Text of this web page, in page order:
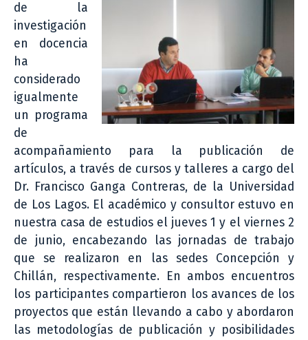
de la
investigación
en docencia
ha
considerado
igualmente
un programa
de
acompañamiento para la publicación de
artículos, a través de cursos y talleres a cargo del
Dr. Francisco Ganga Contreras, de la Universidad
de Los Lagos. El académico y consultor estuvo en
nuestra casa de estudios el jueves 1 y el viernes 2
de junio, encabezando las jornadas de trabajo
que se realizaron en las sedes Concepción y
Chillán, respectivamente. En ambos encuentros
los participantes compartieron los avances de los
proyectos que están llevando a cabo y abordaron
las metodologías de publicación y posibilidades